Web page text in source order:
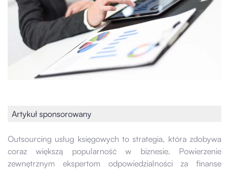
Artykuł sponsorowany
Outsourcing usług księgowych to strategia, która zdobywa
coraz większą popularność w biznesie. Powierzenie
zewnętrznym ekspertom odpowiedzialności za finanse